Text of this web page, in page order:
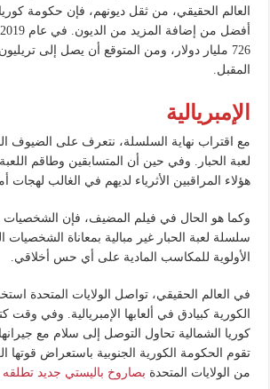
العالم الحقيقي، من ثقل ديونهم، فإن حكومة
726 مليار دولار، ومن المتوقع أن يصل إلى
المقبل.
الإمبريالية
مع اقتراب نهاية السلسلة، نتعرف على الضيوف
لعبة الحبار. وفي حين أن المتسابقين وطاقم
هؤلاء المراقبين الأثرياء لديهم في الغالب لهجات
وكما هو الحال في فيلم المضيف، فإن الشخصيات
سلسلة لعبة الحبار غير مبالية بمعاناة الشخصيات
الأولوية للمكاسب المادية على أي حس أخلاقي.
في العالم الحقيقي، تواصل الولايات المتحدة
الكورية كبيادق في ألعابها الإمبريالية. وفي وقت
كوريا الشمالية تحاول التوصل إلى سلام مع
تقوم الحكومة الكورية الجنوبية باستعراض قوتها
من الولايات المتحدة بصاروخ باليستي جديد